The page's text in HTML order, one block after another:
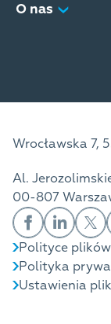
O nas
Wrocławska 7,
Al.
00-807
Polityce
Polityka
Ustawienia